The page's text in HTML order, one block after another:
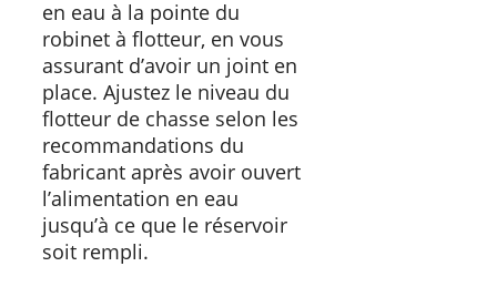
en eau à la pointe du
robinet à flotteur, en vous
assurant d’avoir un joint en
place. Ajustez le niveau du
flotteur de chasse selon les
recommandations du
fabricant après avoir ouvert
l’alimentation en eau
jusqu’à ce que le réservoir
soit rempli.